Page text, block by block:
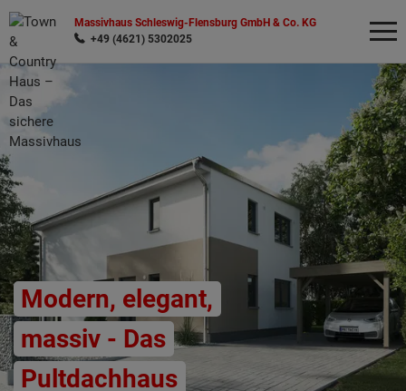
Massivhaus Schleswig-Flensburg GmbH & Co. KG
+49 (4621) 5302025
Modern, elegant,
massiv - Das
Pultdachhaus
Wonach möchten Sie suchen?